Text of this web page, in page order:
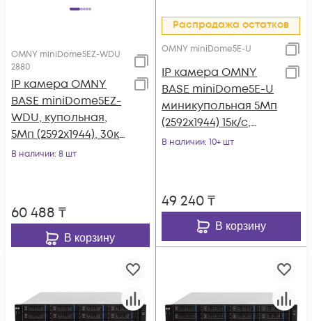
OMNY miniDome5EZ-WDU
2880
IP камера OMNY
BASE miniDome5EZ-
WDU, купольная,
5Мп (2592x1944), 30к/
с, 2.8-8мм
WDR 120dB, USB2.0
В наличии: 8 шт
60 488 ₸
В корзину
Распродажа остатков
OMNY miniDome5E-U
IP камера OMNY
BASE miniDome5E-U
миникупольная 5Мп
(2592x1944) 15к/с,
2.8мм, F1.8, 802.3af
В наличии: 10+ шт
49 240₸
В корзину